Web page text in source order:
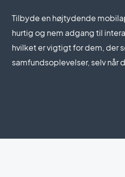
Tilbyde en højtydende
hurtig og nem adgang til
hvilket er vigtigt for dem, der
samfundsoplevelser, selv når